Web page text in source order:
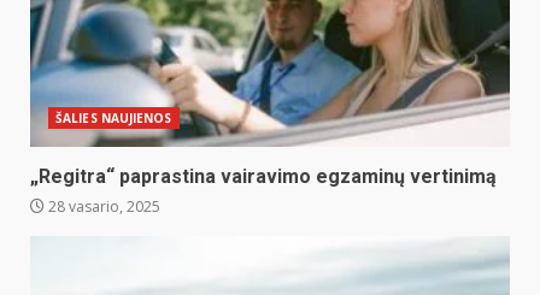
ŠALIES NAUJIENOS
„Regitra“ paprastina vairavimo egzaminų vertinimą
28 vasario, 2025